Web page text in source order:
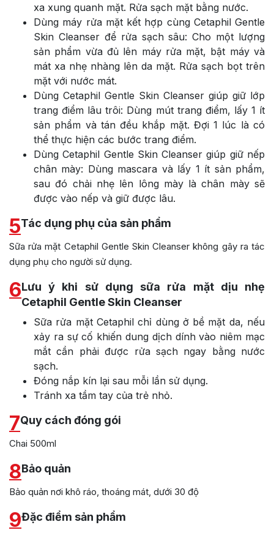
xa xung quanh mặt. Rửa sạch mặt bằng nước.
Dùng máy rửa mặt kết hợp cùng Cetaphil Gentle
Skin Cleanser để rửa sạch sâu: Cho một lượng
sản phẩm vừa đủ lên máy rửa mặt, bật máy và
mát xa nhẹ nhàng lên da mặt. Rửa sạch bọt trên
mặt với nước mát.
Dùng Cetaphil Gentle Skin Cleanser giúp giữ lớp
trang điểm lâu trôi: Dùng mút trang điểm, lấy 1 ít
sản phẩm và tán đều khắp mặt. Đợi 1 lúc là có
thể thực hiện các bước trang điểm.
Dùng Cetaphil Gentle Skin Cleanser giúp giữ nếp
chân mày: Dùng mascara và lấy 1 ít sản phẩm,
sau đó chải nhẹ lên lông mày là chân mày sẽ
được vào nếp và giữ được lâu.
5Tác dụng phụ của sản phẩm
Sữa rửa mặt Cetaphil Gentle Skin Cleanser không gây ra tác
dụng phụ cho người sử dụng.
6Lưu ý khi sử dụng sữa rửa mặt dịu nhẹ
Cetaphil Gentle Skin Cleanser
Sữa rửa mặt Cetaphil chỉ dùng ở bề mặt da, nếu
xảy ra sự cố khiến dung dịch dính vào niêm mạc
mắt cần phải được rửa sạch ngay bằng nước
sạch.
Đóng nắp kín lại sau mỗi lần sử dụng.
Tránh xa tầm tay của trẻ nhỏ.
7Quy cách đóng gói
Chai 500ml
8Bảo quản
Bảo quản nơi khô ráo, thoáng mát, dưới 30 độ
9Đặc điểm sản phẩm